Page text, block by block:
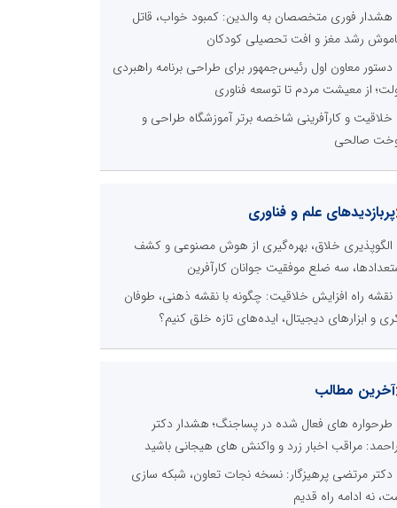
هشدار فوری متخصصان به والدین: کمبود خواب، قاتل
رشد مغز و افت تحصیلی کودکان
دستور معاون اول رئیس‌جمهور برای طراحی برنامه راهبردی
از معیشت مردم تا توسعه فناوری
خلاقیت و کارآفرینی شاخصه برتر آموزشگاه طراحی و
صالحی
پربازدیدهای علم و فناوری
الگوپذیری خلاق، بهره‌گیری از هوش مصنوعی و کشف
سه ضلع موفقیت جوانان کارآفرین
نقشه راه افزایش خلاقیت: چگونه با نقشه ذهنی، طوفان
و ابزارهای دیجیتال، ایده‌های تازه خلق کنیم؟
آخرین مطالب
طرحواره های فعال شده در پساجنگ؛ هشدار دکتر
مراقب اخبار زرد و واکنش های هیجانی باشید
دکتر مرتضی پرهیزگار: نسخه نجات تعاون، شبکه سازی
نه ادامه راه قدیم